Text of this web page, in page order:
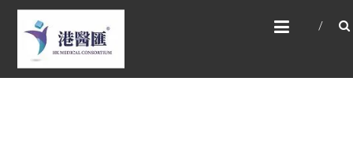
Skip
content
HONG KONG MEDICAL
CONSORTIUM LIMITED 港
醫匯
HEALTH CARE 醫健服務, GENERAL PRACTICE